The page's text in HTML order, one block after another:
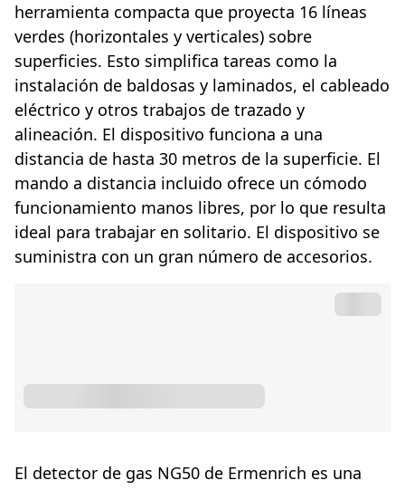
herramienta compacta que proyecta 16 líneas
verdes (horizontales y verticales) sobre
superficies. Esto simplifica tareas como la
instalación de baldosas y laminados, el cableado
eléctrico y otros trabajos de trazado y
alineación. El dispositivo funciona a una
distancia de hasta 30 metros de la superficie. El
mando a distancia incluido ofrece un cómodo
funcionamiento manos libres, por lo que resulta
ideal para trabajar en solitario. El dispositivo se
suministra con un gran número de accesorios.
El detector de gas NG50 de Ermenrich es una